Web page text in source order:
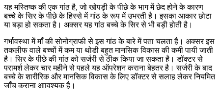
यह मस्तिष्क की एक गांठ है, जो खोपड़ी के पीछे के भाग में छेद होने के कारण
बच्चे के सिर के पीछे के हिस्से में गांठ के रूप में उभरती है। इसका आकार छोटा
या बड़ा हो सकता है। अक्सर यह गांठ बच्चे के सिर से भी बड़ी होती है।
गर्भावस्था में माँ कीसोनोग्राफीसे इस गांठ के बारे में पता चलता है। अक्सर इस
तकलीफ वाले बच्चों में कम या थोडी बहुत मानसिक विकास की कमी पायी जाती
है। सिर के पीछे की गांठ को सर्जरी से ठीक किया जा सकता है। डॉक्टर से
परामर्श लेकर चार महीने से पहले यह ऑपरेशन कराना बेहतर है। सर्जरी के बाद
बच्चे के शारीरिक और मानसिक विकास के लिए डॉक्टर से सलाह लेकर नियमित
जाँच कराना आावश्यक है।